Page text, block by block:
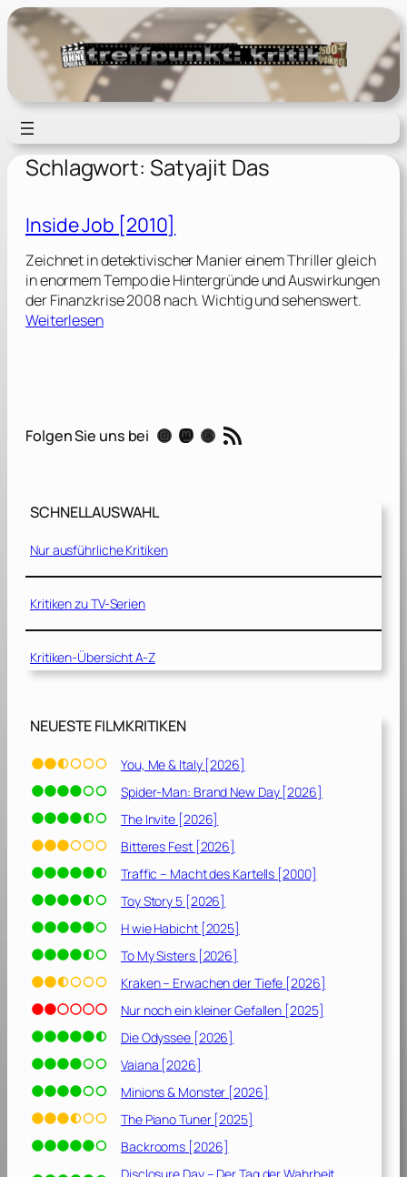
Zum
Inhalt
springen
Schlagwort: Satyajit Das
Inside Job [2010]
Zeichnet in detektivischer Manier einem Thriller gleich
in enormem Tempo die Hintergründe und Auswirkungen
der Finanzkrise 2008 nach. Wichtig und sehenswert.
Weiterlesen:
e
[
0
1
0
Folgen Sie uns bei Instagram Mastodon Threads RSS-Feed
SCHNELLAUSWAHL
Nur ausführliche Kritiken
Kritiken zu TV-Serien
Kritiken-Übersicht A-Z
NEUESTE FILMKRITIKEN
You, Me & Italy [2026]
Spider-Man: Brand New Day [2026]
The Invite [2026]
Bitteres Fest [2026]
Traffic – Macht des Kartells [2000]
Toy Story 5 [2026]
H wie Habicht [2025]
To My Sisters [2026]
Kraken – Erwachen der Tiefe [2026]
Nur noch ein kleiner Gefallen [2025]
Die Odyssee [2026]
Vaiana [2026]
Minions & Monster [2026]
The Piano Tuner [2025]
Backrooms [2026]
Disclosure Day – Der Tag der Wahrheit